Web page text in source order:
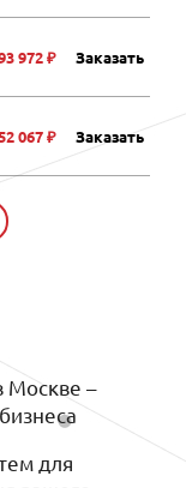
972 ₽ Заказать
067 ₽ Заказать
Москве –
для